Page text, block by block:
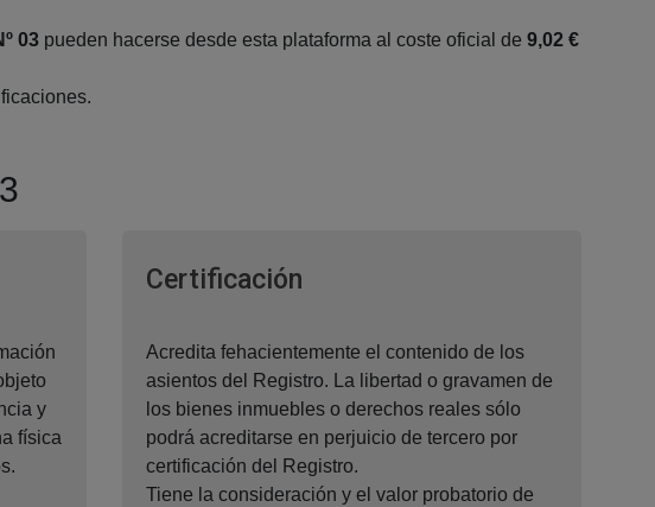
03 pueden hacerse desde esta plataforma al coste oficial de 9,02 €
y
física
Certificación
Acredita fehacientemente el contenido de los
asientos del Registro. La libertad o gravamen de
los bienes inmuebles o derechos reales sólo
podrá acreditarse en perjuicio de tercero por
certificación del Registro.
Tiene la consideración y el valor probatorio de